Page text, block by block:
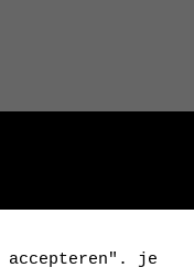
je